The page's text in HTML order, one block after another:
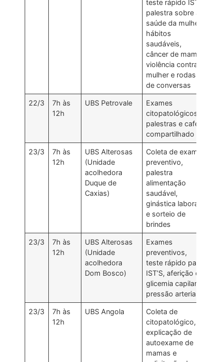
teste rápido IST,
palestra sobre a
saúde da mulher,
hábitos
saudáveis,
câncer de mama,
violência contra
mulher e rodas
de conversas
22/3
7h às
12h
UBS Petrovale
Exames
citopatológicos,
palestras e café
compartilhado
23/3
7h às
12h
UBS Alterosas
(Unidade
acolhedora
Duque de
Caxias)
Coleta de exame
preventivo,
palestra
alimentação
saudável,
ginástica laboral
e sorteio de
brindes
23/3
7h às
12h
UBS Alterosas
(Unidade
acolhedora
Dom Bosco)
Exames
preventivos,
teste rápido para
IST’S, aferição de
glicemia capilar e
pressão arterial
23/3
7h às
12h
UBS Angola
Coleta de
citopatológico,
explicação de
autoexame de
mamas e